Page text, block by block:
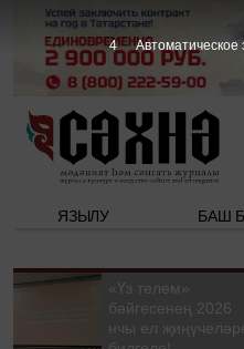
ЯЗЫЛУ БАШ
«Үз телем»
бәйгесенең 2026
нчы ел
3 Автоматическое